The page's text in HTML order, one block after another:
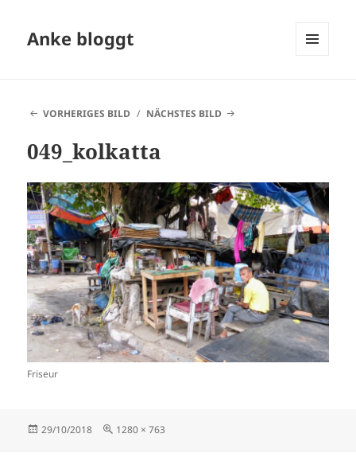
Anke bloggt
VORHERIGES BILD
NÄCHSTES BILD
049_kolkatta
Friseur
Veröffentlicht
29/10/2018 Originalgröße
1280 × 763